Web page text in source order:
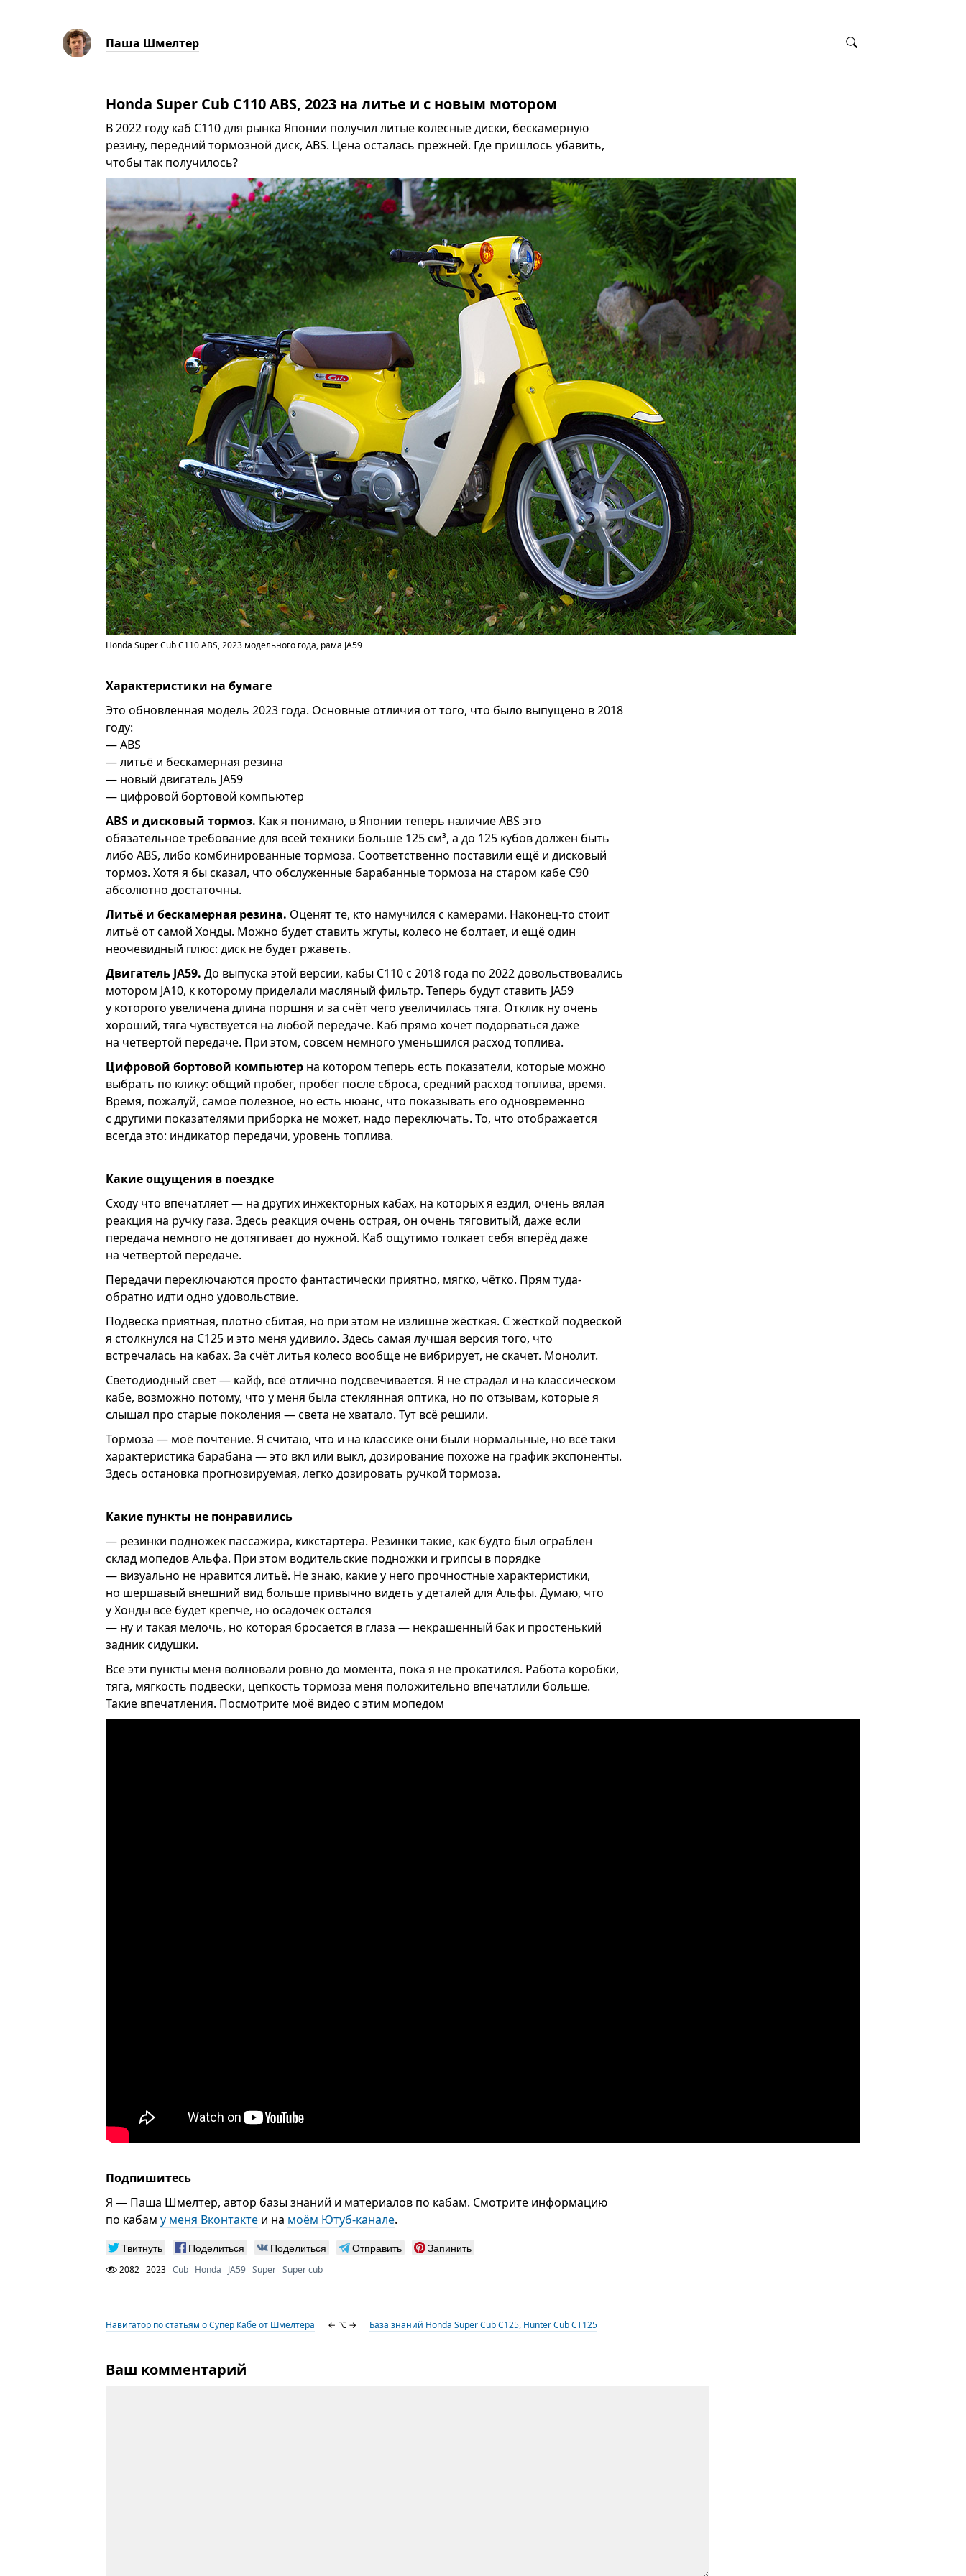
Паша Шмелтер
Honda Super Cub C110 ABS, 2023 на литье и с новым мотором
В 2022 году каб С110 для рынка Японии получил литые колесные диски, бескамерную
резину, передний тормозной диск, ABS. Цена осталась прежней. Где пришлось убавить,
чтобы так получилось?
Honda Super Cub C110 ABS, 2023 модельного года, рама JA59
Характеристики на бумаге
Это обновленная модель 2023 года. Основные отличия от того, что было выпущено в 2018
году:
— ABS
— литьё и бескамерная резина
— новый двигатель JA59
— цифровой бортовой компьютер
ABS и дисковый тормоз. Как я понимаю, в Японии теперь наличие ABS это
обязательное требование для всей техники больше 125 см³, а до 125 кубов должен быть
либо ABS, либо комбинированные тормоза. Соответственно поставили ещё и дисковый
тормоз. Хотя я бы сказал, что обслуженные барабанные тормоза на старом кабе С90
абсолютно достаточны.
Литьё и бескамерная резина. Оценят те, кто намучился с камерами. Наконец-то стоит
литьё от самой Хонды. Можно будет ставить жгуты, колесо не болтает, и ещё один
неочевидный плюс: диск не будет ржаветь.
Двигатель JA59. До выпуска этой версии, кабы С110 с 2018 года по 2022 довольствовались
мотором JA10, к которому приделали масляный фильтр. Теперь будут ставить JA59
у которого увеличена длина поршня и за счёт чего увеличилась тяга. Отклик ну очень
хороший, тяга чувствуется на любой передаче. Каб прямо хочет подорваться даже
на четвертой передаче. При этом, совсем немного уменьшился расход топлива.
Цифровой бортовой компьютер на котором теперь есть показатели, которые можно
выбрать по клику: общий пробег, пробег после сброса, средний расход топлива, время.
Время, пожалуй, самое полезное, но есть нюанс, что показывать его одновременно
с другими показателями приборка не может, надо переключать. То, что отображается
всегда это: индикатор передачи, уровень топлива.
Какие ощущения в поездке
Сходу что впечатляет — на других инжекторных кабах, на которых я ездил, очень вялая
реакция на ручку газа. Здесь реакция очень острая, он очень тяговитый, даже если
передача немного не дотягивает до нужной. Каб ощутимо толкает себя вперёд даже
на четвертой передаче.
Передачи переключаются просто фантастически приятно, мягко, чётко. Прям туда-
обратно идти одно удовольствие.
Подвеска приятная, плотно сбитая, но при этом не излишне жёсткая. С жёсткой подвеской
я столкнулся на С125 и это меня удивило. Здесь самая лучшая версия того, что
встречалась на кабах. За счёт литья колесо вообще не вибрирует, не скачет. Монолит.
Светодиодный свет — кайф, всё отлично подсвечивается. Я не страдал и на классическом
кабе, возможно потому, что у меня была стеклянная оптика, но по отзывам, которые я
слышал про старые поколения — света не хватало. Тут всё решили.
Тормоза — моё почтение. Я считаю, что и на классике они были нормальные, но всё таки
характеристика барабана — это вкл или выкл, дозирование похоже на график экспоненты.
Здесь остановка прогнозируемая, легко дозировать ручкой тормоза.
Какие пункты не понравились
— резинки подножек пассажира, кикстартера. Резинки такие, как будто был ограблен
склад мопедов Альфа. При этом водительские подножки и грипсы в порядке
— визуально не нравится литьё. Не знаю, какие у него прочностные характеристики,
но шершавый внешний вид больше привычно видеть у деталей для Альфы. Думаю, что
у Хонды всё будет крепче, но осадочек остался
— ну и такая мелочь, но которая бросается в глаза — некрашенный бак и простенький
задник сидушки.
Все эти пункты меня волновали ровно до момента, пока я не прокатился. Работа коробки,
тяга, мягкость подвески, цепкость тормоза меня положительно впечатлили больше.
Такие впечатления. Посмотрите моё видео с этим мопедом
Подпишитесь
Я — Паша Шмелтер, автор базы знаний и материалов по кабам. Смотрите информацию
по кабаму меня Вконтакте и на моём Ютуб-канале.
Твитнуть Поделиться Поделиться Отправить Запинить
2082 2023 Cub Honda JA59 Super Super cub
Навигатор по статьям о Супер Кабе от Шмелтера ← ⌥ → База знаний Honda Super Cub C125, Hunter Cub CT125
Ваш комментарий